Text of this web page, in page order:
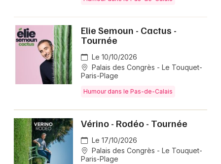
Elie Semoun - Cactus -
Tournée
Le 10/10/2026
Palais des Congrès - Le Touquet-
Paris-Plage
Humour dans le Pas-de-Calais
Vérino - Rodéo - Tournée
Le 17/10/2026
Palais des Congrès - Le Touquet-
Paris-Plage